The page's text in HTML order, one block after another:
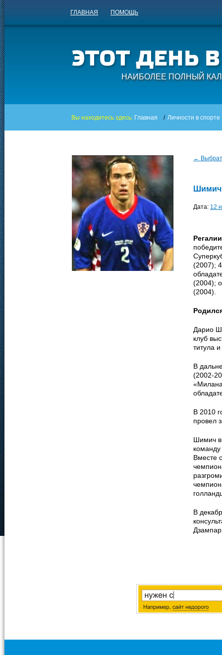
ГЛАВНАЯ ПОМОЩЬ
НАИБОЛЕЕ ПОЛНЫЙ
Вы находитесь здесь: Главная / Личности в спорте
←
Дата: 12
(2007);
(2004);
(2004).
Дарио
клуб
титула
В
(2002-
В 2010
провел
Шимич
Вместе
В